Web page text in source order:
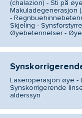
(chalazion) - Sti på
Makuladegenerasjon
-
Skjeling -
Øyebetennelser -
Laseroperasjon øye -
Synskorrigerende
alderssyn